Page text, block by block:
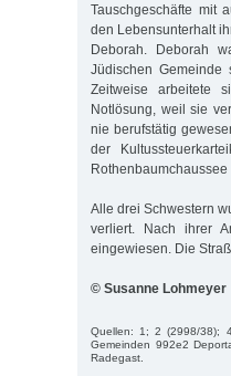
Tauschgeschäfte mit
den Lebensunterhalt
Deborah. Deborah
Jüdischen
Zeitweise arbeitete
Notlösung, weil sie
nie berufstätig
der
Alle drei Schwestern
verliert. Nach ihrer
eingewiesen. Die
© Susanne Lohmeyer
Quellen: 1; 2 (2998/38);
Gemeinden 992e2
Radegast.